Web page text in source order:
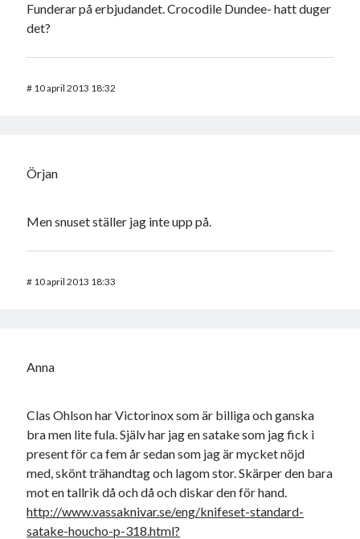
Funderar på erbjudandet. Crocodile Dundee- hatt duger
det?
# 10 april 2013 18:32
Örjan
Men snuset ställer jag inte upp på.
# 10 april 2013 18:33
Anna
Clas Ohlson har Victorinox som är billiga och ganska
bra men lite fula. Själv har jag en satake som jag fick i
present för ca fem år sedan som jag är mycket nöjd
med, skönt trähandtag och lagom stor. Skärper den bara
mot en tallrik då och då och diskar den för hand.
http://www.vassaknivar.se/eng/knifeset-standard-
satake-houcho-p-318.html?